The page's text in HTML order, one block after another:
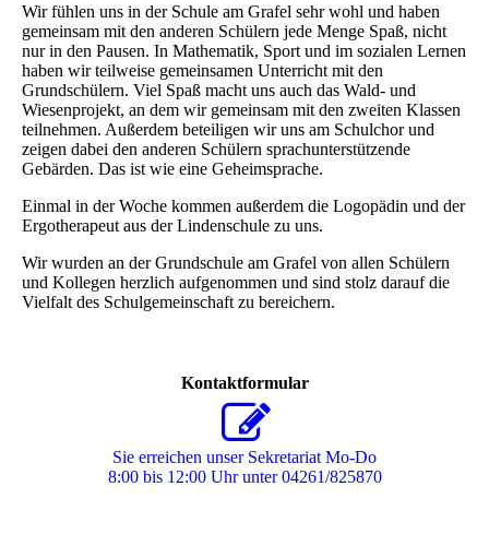
Wir fühlen uns in der Schule am Grafel sehr wohl und haben
gemeinsam mit den anderen Schülern jede Menge Spaß, nicht
nur in den Pausen. In Mathematik, Sport und im sozialen Lernen
haben wir teilweise gemeinsamen Unterricht mit den
Grundschülern. Viel Spaß macht uns auch das Wald- und
Wiesenprojekt, an dem wir gemeinsam mit den zweiten Klassen
teilnehmen. Außerdem beteiligen wir uns am Schulchor und
zeigen dabei den anderen Schülern sprachunterstützende
Gebärden. Das ist wie eine Geheimsprache.
Einmal in der Woche kommen außerdem die Logopädin und der
Ergotherapeut aus der Lindenschule zu uns.
Wir wurden an der Grundschule am Grafel von allen Schülern
und Kollegen herzlich aufgenommen und sind stolz darauf die
Vielfalt des Schulgemeinschaft zu bereichern.
Kontaktformular
Sie erreichen unser Sekretariat Mo-Do
8:00 bis 12:00 Uhr unter 04261/825870